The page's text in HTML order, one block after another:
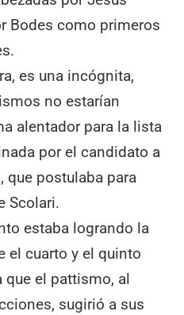
Bodes como primeros
es una incógnita,
no estarían
alentador para la lista
por el candidato a
que postulaba para
Scolari.
estaba logrando la
el cuarto y el quinto
que el pattismo, al
sugirió a sus